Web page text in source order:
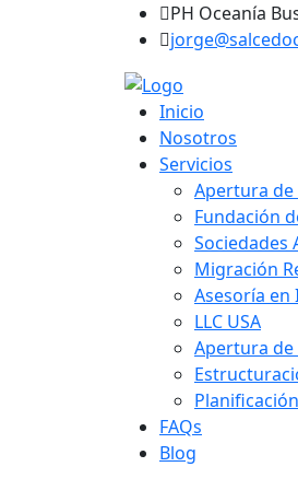
PH Oceanía
Inicio
Nosotros
Servicios
Apertura de
Fundación
Sociedades
Migración
Asesoría en
LLC USA
Apertura de
FAQs
Blog